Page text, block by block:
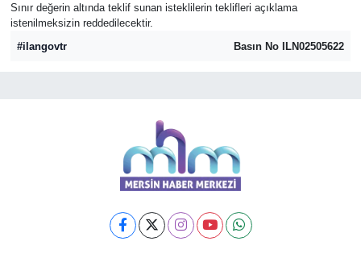
Sınır değerin altında teklif sunan isteklilerin teklifleri açıklama
istenilmeksizin reddedilecektir.
#ilangovtr
Basın No ILN02505622